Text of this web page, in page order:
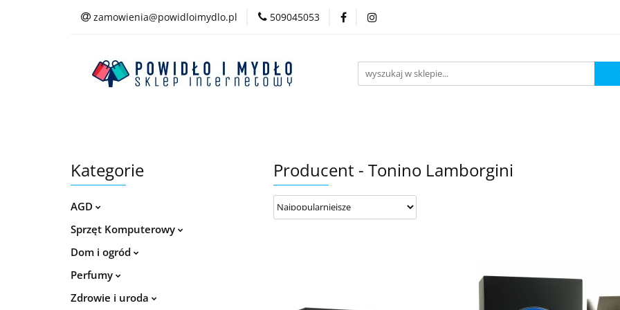
zamowienia@powidloimydlo.pl 509045053
Kategorie
AGD
Sprzęt Komputerowy
Dom i ogród
Perfumy
Zdrowie i uroda
Producent - Tonino Lamborgini